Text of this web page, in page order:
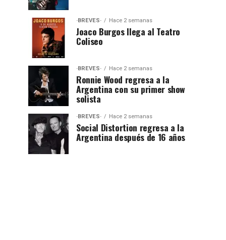
·BREVES· Hace 2 semanas
Joaco Burgos llega al Teatro
Coliseo
·BREVES· Hace 2 semanas
Ronnie Wood regresa a la
Argentina con su primer show
solista
·BREVES· Hace 2 semanas
Social Distortion regresa a la
Argentina después de 16 años